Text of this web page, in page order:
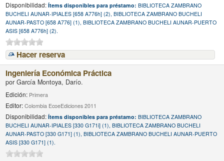
Disponibilidad:Ítems disponibles para préstamo:BIBLIOTECA ZAMBRANO
BUCHELI AUNAR-IPIALES [658 A776h] (2), BIBLIOTECA ZAMBRANO BUCHELI
AUNAR-PASTO [658 A776] (1), BIBLIOTECA ZAMBRANO BUCHELI AUNAR-PUERTO
ASIS [658 A776h] (2).
Hacer reserva
Ingeniería Económica Práctica
porGarcía Montoya, Darío.
Edición: Primera
Editor:Colombia EcoeEdiciones 2011
Disponibilidad:Ítems disponibles para préstamo:BIBLIOTECA ZAMBRANO
BUCHELI AUNAR-IPIALES [330 G171i] (1), BIBLIOTECA ZAMBRANO BUCHELI
AUNAR-PASTO [330 G171] (1), BIBLIOTECA ZAMBRANO BUCHELI AUNAR-PUERTO
ASIS [330 G171] (1).